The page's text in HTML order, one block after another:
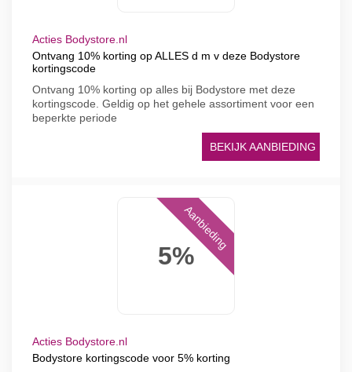
Acties Bodystore.nl
Ontvang 10% korting op ALLES d m v deze Bodystore
kortingscode
Ontvang 10% korting op alles bij Bodystore met deze
kortingscode. Geldig op het gehele assortiment voor een
beperkte periode
BEKIJK AANBIEDING
5%
Aanbieding
Acties Bodystore.nl
Bodystore kortingscode voor 5% korting